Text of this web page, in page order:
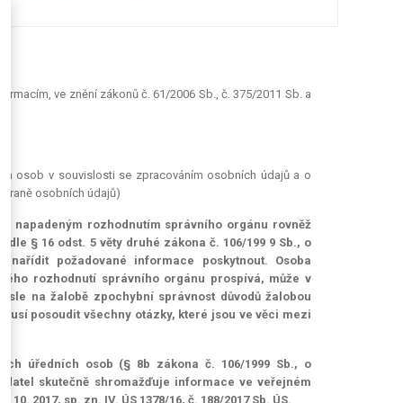
ve znění zákonů č. 61/2006 Sb., č. 375/2011 Sb. a
osob v souvislosti se zpracováním osobních údajů a o
osobních údajů)
napadeným rozhodnutím správního orgánu rovněž
§ 16 odst. 5 věty druhé zákona č. 106/199 9 Sb., o
požadované informace poskytnout. Osoba
rozhodnutí správního orgánu prospívá, může v
na žalobě zpochybní správnost důvodů žalobou
posoudit všechny otázky, které jsou ve věci mezi
úředních osob (§ 8b zákona č. 106/1999 Sb., o
skutečně shromažďuje informace ve veřejném
2017, sp. zn. IV. ÚS 1378/16, č. 188/2017 Sb. ÚS.